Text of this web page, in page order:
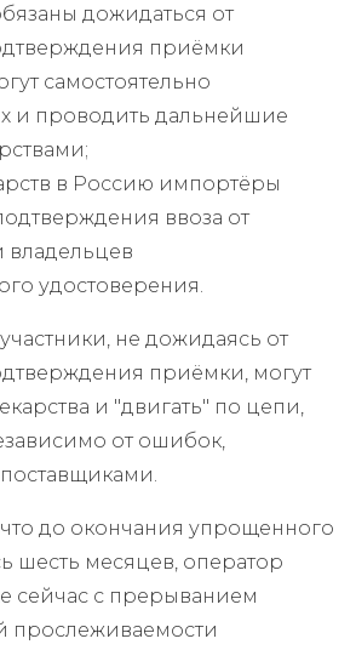
дожидаться от
приёмки
самостоятельно
и проводить дальнейшие
в Россию импортёры
ввоза от
владельцев
удостоверения.
не дожидаясь от
приёмки, могут
и "двигать" по цепи,
от ошибок,
до окончания упрощенного
шесть месяцев, оператор
сейчас с прерыванием
прослеживаемости